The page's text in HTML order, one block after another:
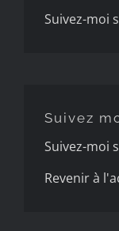
Suivez-moi
Suivez
Suivez-moi
Revenir à